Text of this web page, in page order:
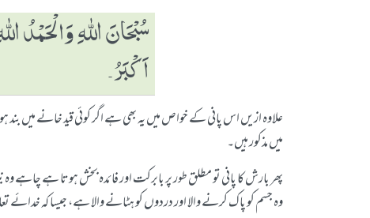
سُبْحَانَ ﷲِ وَالْحَمْدُ
اَكْبَرُ۔
علاوہ ازیں اس پانی کے خواص میں یہ بھی ہے اگر کوئی قید خانے میں
میں مذکور ہیں۔
پھر بارش کا پانی تو مطلق طور پر بابرکت اور فائدہ بخش ہوتا ہے چاہے وہ
وہ جسم کو پاک کرنے والا اور دردوں کو ہٹانے والا ہے، جیسا کہ خدائے